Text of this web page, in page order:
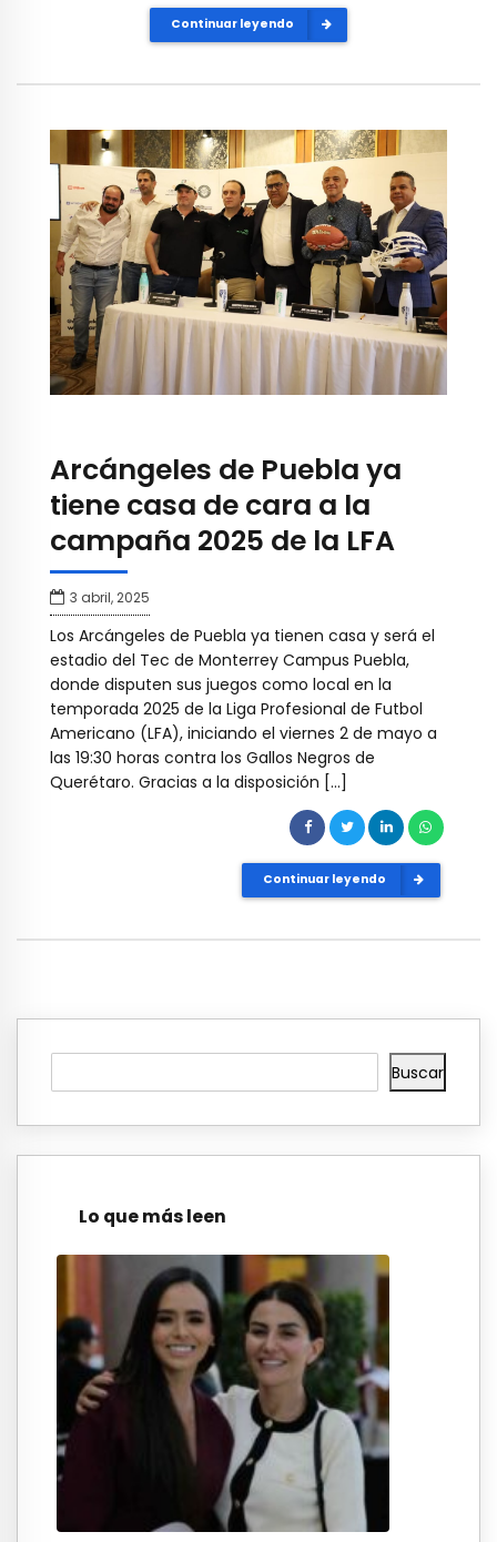
Continuar leyendo
Arcángeles de Puebla ya
tiene casa de cara a la
campaña 2025 de la LFA
3 abril, 2025
Los Arcángeles de Puebla ya tienen casa y será el
estadio del Tec de Monterrey Campus Puebla,
donde disputen sus juegos como local en la
temporada 2025 de la Liga Profesional de Futbol
Americano (LFA), iniciando el viernes 2 de mayo a
las 19:30 horas contra los Gallos Negros de
Querétaro. Gracias a la disposición […]
Continuar leyendo
Buscar
Lo que más leen